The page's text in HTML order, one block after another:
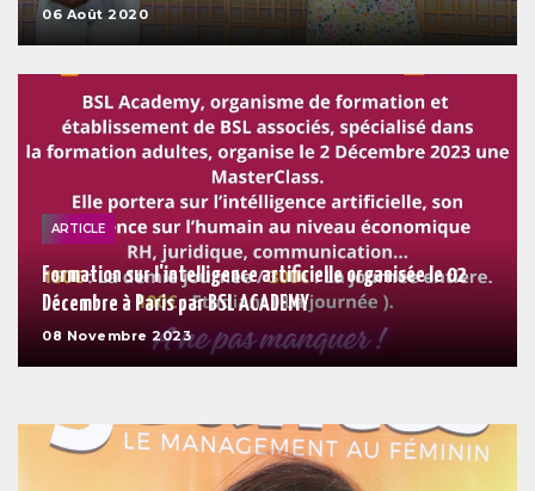
06 Août 2020
ARTICLE
Formation sur l'intelligence artificielle organisée le 02
Décembre à Paris par BSL ACADEMY
08 Novembre 2023